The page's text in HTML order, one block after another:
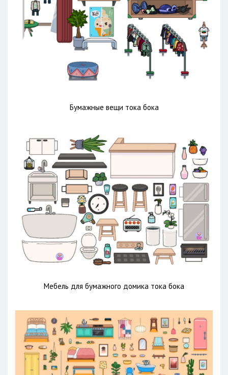
Бумажные вещи тока бока
Мебель для бумажного домика тока бока